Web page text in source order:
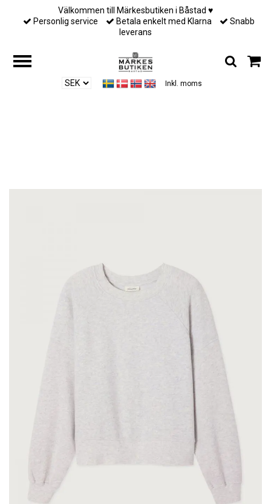
Välkommen till Märkesbutiken i Båstad ♥︎
Personlig service
Betala enkelt med Klarna
Snabb
leverans
Inkl. moms